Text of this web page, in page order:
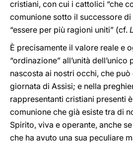
cristiani, con cui i cattolici “che
comunione sotto il successore di
“essere per più ragioni uniti” (cf.
È precisamente il valore reale e
“ordinazione” all’unità
nascosta ai nostri occhi, che
giornata di Assisi; e nella
rappresentanti cristiani presenti
comunione che già esiste tra di
Spirito, viva e operante, anche
che ha avuto una sua peculiare